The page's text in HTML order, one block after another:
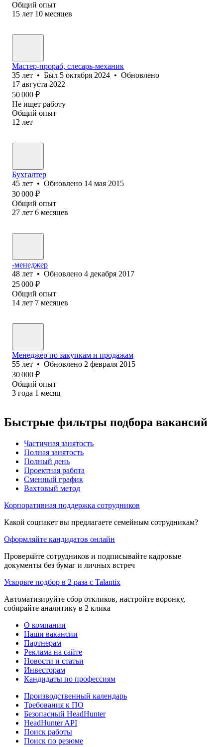
Общий опыт
15 лет 10 месяцев
Мастер-прораб, слесарь-механик
35 лет • Был 5 октября 2024 • Обновлено
17 августа 2022
50 000 ₽
Не ищет работу
Общий опыт
12 лет
Бухгалтер
45 лет • Обновлено 14 мая 2015
30 000 ₽
Общий опыт
27 лет 6 месяцев
-менеджер
48 лет • Обновлено 4 декабря 2017
25 000 ₽
Общий опыт
14 лет 7 месяцев
Менеджер по закупкам и продажам
55 лет • Обновлено 2 февраля 2015
30 000 ₽
Общий опыт
3 года 1 месяц
Быстрые фильтры подбора вакансий
Частичная занятость
Полная занятость
Полный день
Проектная работа
Сменный график
Вахтовый метод
Корпоративная поддержка сотрудников
Какой соцпакет вы предлагаете семейным сотрудникам?
Оформляйте кандидатов онлайн
Проверяйте сотрудников и подписывайте кадровые
документы без бумаг и личных встреч
Ускорьте подбор в 2 раза с Talantix
Автоматизируйте сбор откликов, настройте воронку,
собирайте аналитику в 2 клика
О компании
Наши вакансии
Партнерам
Реклама на сайте
Новости и статьи
Инвесторам
Кандидаты по профессиям
Производственный календарь
Требования к ПО
Безопасный HeadHunter
HeadHunter API
Поиск работы
Поиск по резюме